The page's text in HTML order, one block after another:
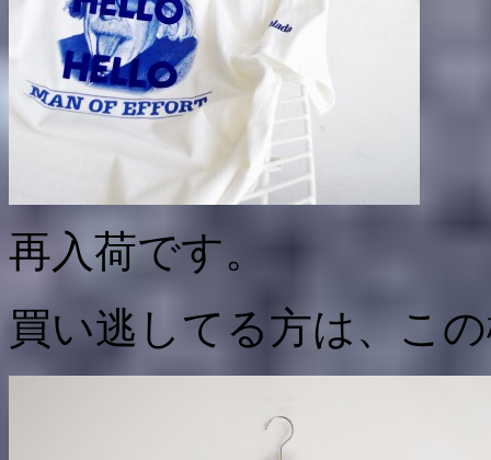
再入荷です。
買い逃してる方は、こ